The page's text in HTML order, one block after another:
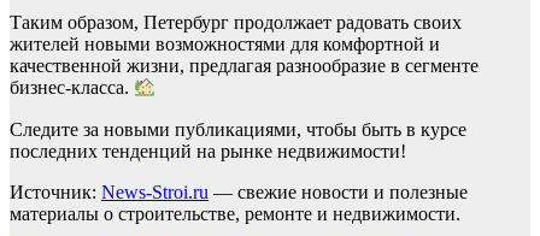
Таким образом, Петербург продолжает радовать своих
жителей новыми возможностями для комфортной и
качественной жизни, предлагая разнообразие в сегменте
бизнес-класса.
Следите за новыми публикациями, чтобы быть в курсе
последних тенденций на рынке недвижимости!
Источник: News-Stroi.ru — свежие новости и полезные
материалы о строительстве, ремонте и недвижимости.